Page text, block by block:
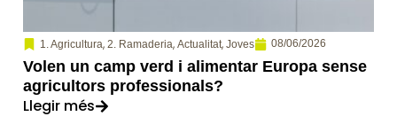
1. Agricultura, 2. Ramaderia, Actualitat, Joves 08/06/2026
Volen un camp verd i alimentar Europa sense
agricultors professionals?
Llegir més